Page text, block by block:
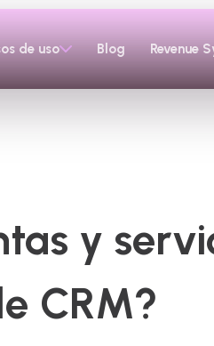
de uso Blog Revenue
y
CRM?